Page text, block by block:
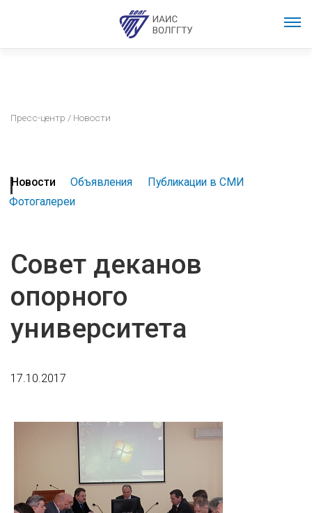
Пресс-центр / Новости
Новости Объявления
Публикации в СМИ
Фотогалереи
Совет деканов
опорного
университета
17.10.2017